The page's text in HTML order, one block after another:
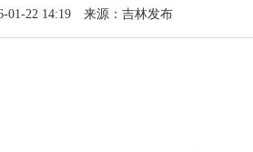
01-22 14:19 来源：吉林发布